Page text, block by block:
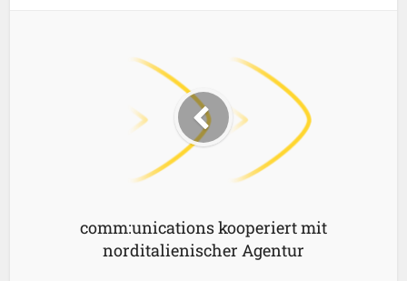
comm:unications kooperiert mit
norditalienischer Agentur